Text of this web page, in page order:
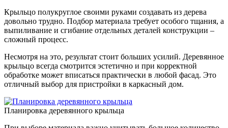
Крыльцо полукруглое своими руками создавать из дерева
довольно трудно. Подбор материала требует особого тщания, а
выпиливание и сгибание отдельных деталей конструкции –
сложный процесс.
Несмотря на это, результат стоит больших усилий. Деревянное
крыльцо всегда смотрится эстетично и при корректной
обработке может вписаться практически в любой фасад. Это
отличный выбор для пристройки в каркасный дом.
Планировка деревянного крыльца